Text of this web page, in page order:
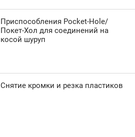
Приспособления Pocket-Hole/
Покет-Хол для соединений на
косой шуруп
Снятие кромки и резка пластиков